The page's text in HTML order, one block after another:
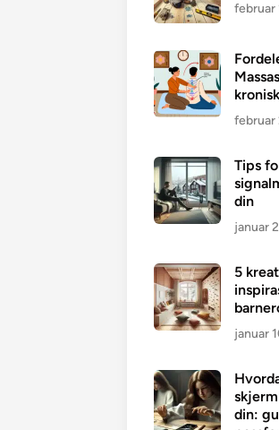
februar
februar
Tips
din
januar
5
januar
din: